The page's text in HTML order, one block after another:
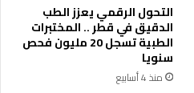
التحول الرقمي يعزز الطب
الدقيق في قطر .. المختبرات
الطبية تسجل 20 مليون فحص
سنويا
منذ 4 أسابيع